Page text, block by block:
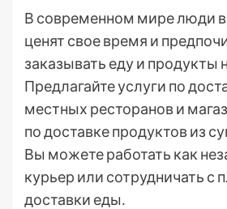
В современном мире люди
ценят свое время и
заказывать еду и продукты
Предлагайте услуги по
местных ресторанов и
по доставке продуктов из
Вы можете работать как
курьер или сотрудничать с
доставки еды․